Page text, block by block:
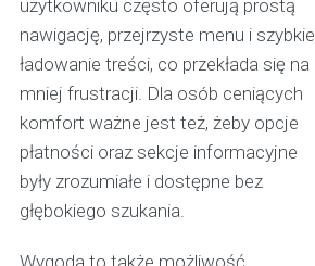
użytkowniku często oferują prostą
nawigację, przejrzyste menu i szybkie
ładowanie treści, co przekłada się na
mniej frustracji. Dla osób ceniących
komfort ważne jest też, żeby opcje
płatności oraz sekcje informacyjne
były zrozumiałe i dostępne bez
głębokiego szukania.
Wygoda to także możliwość